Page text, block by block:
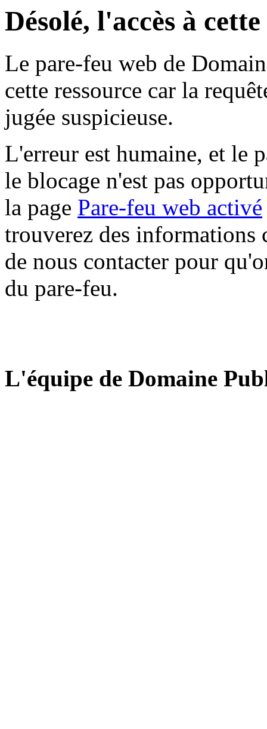
Désolé, l'accès à
Le pare-feu web de
cette ressource car la
jugée suspicieuse.
L'erreur est humaine, et le
le blocage n'est pas
la page Pare-feu web activé
trouverez des informations
de nous contacter pour
du pare-feu.
L'équipe de Domaine